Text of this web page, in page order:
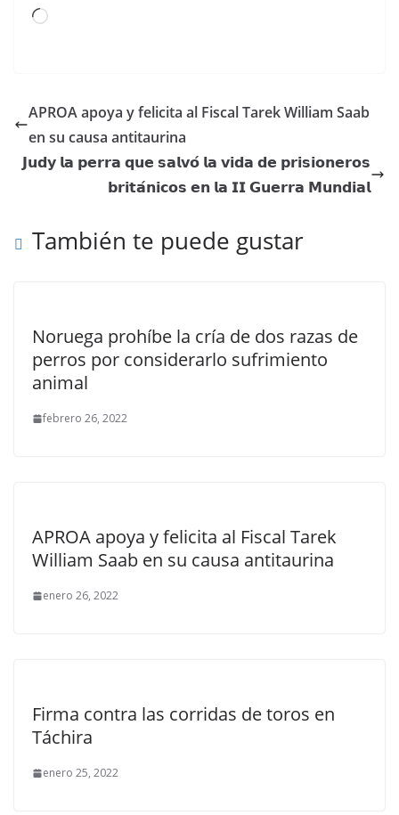
Cargando...
APROA apoya y felicita al Fiscal Tarek William Saab
en su causa antitaurina
𝗝𝘂𝗱𝘆 𝗹𝗮 𝗽𝗲𝗿𝗿𝗮 𝗾𝘂𝗲 𝘀𝗮𝗹𝘃𝗼́ 𝗹𝗮 𝘃𝗶𝗱𝗮 𝗱𝗲 𝗽𝗿𝗶𝘀𝗶𝗼𝗻𝗲𝗿𝗼𝘀
𝗯𝗿𝗶𝘁𝗮́𝗻𝗶𝗰𝗼𝘀 𝗲𝗻 𝗹𝗮 𝗜𝗜 𝗚𝘂𝗲𝗿𝗿𝗮 𝗠𝘂𝗻𝗱𝗶𝗮𝗹
También te puede gustar
Noruega prohíbe la cría de dos razas de
perros por considerarlo sufrimiento
animal
febrero 26, 2022
APROA apoya y felicita al Fiscal Tarek
William Saab en su causa antitaurina
enero 26, 2022
Firma contra las corridas de toros en
Táchira
enero 25, 2022